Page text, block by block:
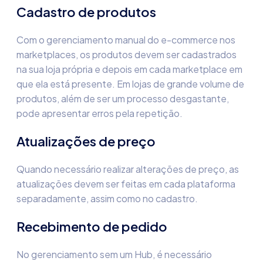
Cadastro de produtos
Com o gerenciamento manual do e-commerce nos
marketplaces, os produtos devem ser cadastrados
na sua loja própria e depois em cada marketplace em
que ela está presente. Em lojas de grande volume de
produtos, além de ser um processo desgastante,
pode apresentar erros pela repetição.
Atualizações de preço
Quando necessário realizar alterações de preço, as
atualizações devem ser feitas em cada plataforma
separadamente, assim como no cadastro.
Recebimento de pedido
No gerenciamento sem um Hub, é necessário